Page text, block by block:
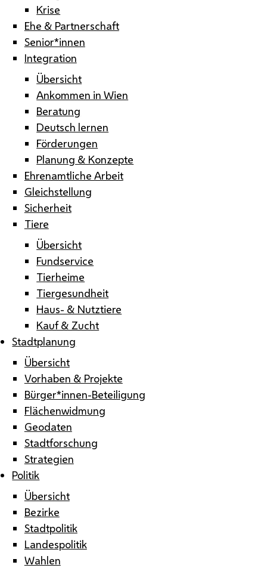
Krise
Ehe & Partnerschaft
Senior*innen
Integration
Übersicht
Ankommen in Wien
Beratung
Deutsch lernen
Förderungen
Planung & Konzepte
Ehrenamtliche Arbeit
Gleichstellung
Sicherheit
Tiere
Übersicht
Fundservice
Tierheime
Tiergesundheit
Haus- & Nutztiere
Kauf & Zucht
Stadtplanung
Übersicht
Vorhaben & Projekte
Bürger*innen-Beteiligung
Flächenwidmung
Geodaten
Stadtforschung
Strategien
Politik
Übersicht
Bezirke
Stadtpolitik
Landespolitik
Wahlen